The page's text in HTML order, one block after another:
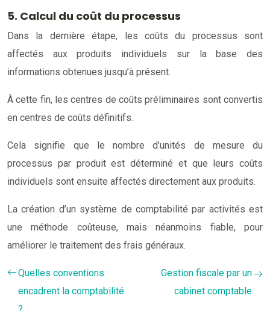
5. Calcul du coût du processus
Dans la dernière étape, les coûts du processus sont
affectés aux produits individuels sur la base des
informations obtenues jusqu’à présent.
À cette fin, les centres de coûts préliminaires sont convertis
en centres de coûts définitifs.
Cela signifie que le nombre d’unités de mesure du
processus par produit est déterminé et que leurs coûts
individuels sont ensuite affectés directement aux produits.
La création d’un système de comptabilité par activités est
une méthode coûteuse, mais néanmoins fiable, pour
améliorer le traitement des frais généraux.
Quelles conventions
encadrent la comptabilité
?
Gestion fiscale par un
cabinet comptable